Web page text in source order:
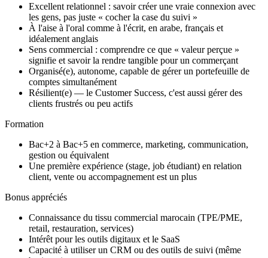
Excellent relationnel : savoir créer une vraie connexion avec
les gens, pas juste « cocher la case du suivi »
À l'aise à l'oral comme à l'écrit, en arabe, français et
idéalement anglais
Sens commercial : comprendre ce que « valeur perçue »
signifie et savoir la rendre tangible pour un commerçant
Organisé(e), autonome, capable de gérer un portefeuille de
comptes simultanément
Résilient(e) — le Customer Success, c'est aussi gérer des
clients frustrés ou peu actifs
Formation
Bac+2 à Bac+5 en commerce, marketing, communication,
gestion ou équivalent
Une première expérience (stage, job étudiant) en relation
client, vente ou accompagnement est un plus
Bonus appréciés
Connaissance du tissu commercial marocain (TPE/PME,
retail, restauration, services)
Intérêt pour les outils digitaux et le SaaS
Capacité à utiliser un CRM ou des outils de suivi (même